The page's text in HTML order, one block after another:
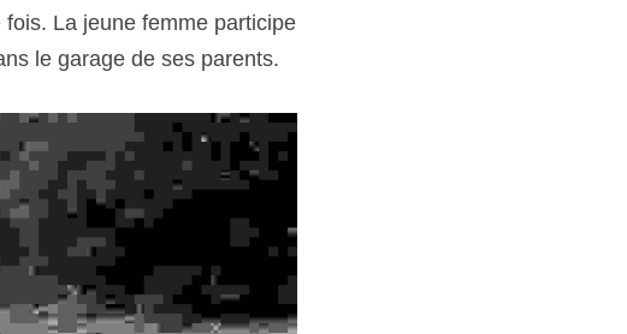
La jeune femme participe
le garage de ses parents.